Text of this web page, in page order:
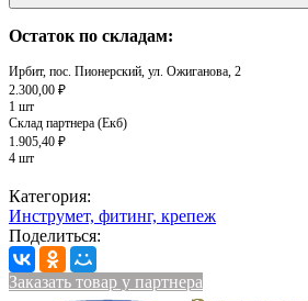
Остаток по складам:
Ирбит, пос. Пионерский, ул. Ожиганова, 2
2.300,00 ₽
1 шт
Склад партнера (Екб)
1.905,40 ₽
4 шт
Категория:
Инструмет, фитинг, крепеж
Поделиться:
Заказать товар у партнера